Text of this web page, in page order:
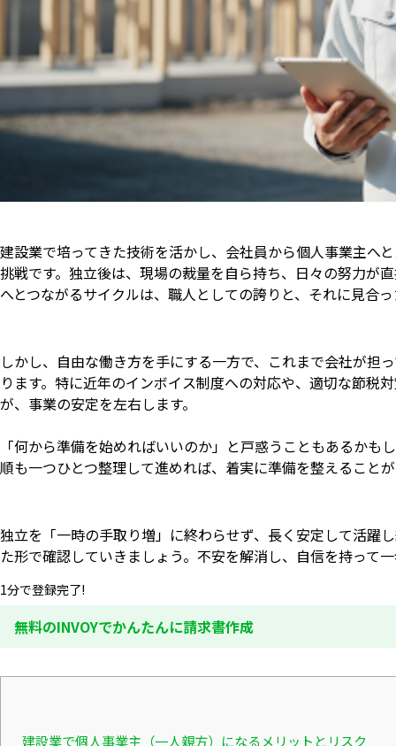
建設業で培ってきた技術を活かし、会社員から個人事業主へ
挑戦です。独立後は、現場の裁量を自ら持ち、日々の努力が
へとつながるサイクルは、職人としての誇りと、それに見合
しかし、自由な働き方を手にする一方で、これまで会社が担
ります。特に近年のインボイス制度への対応や、適切な節税
が、事業の安定を左右します。
「何から準備を始めればいいのか」と戸惑うこともあるか
順も一つひとつ整理して進めれば、着実に準備を整えること
独立を「一時の手取り増」に終わらせず、長く安定して活躍
た形で確認していきましょう。不安を解消し、自信を持って
1分で登録完了!
無料のINVOYでかんたんに請求書作成
建設業で個人事業主（一人親方）になるメリットとリスク